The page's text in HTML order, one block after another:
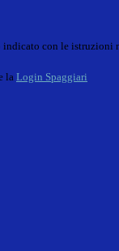
con le istruzioni
la Login Spaggiari